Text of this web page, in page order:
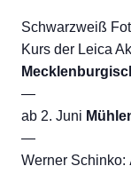
Schwarzweiß
Kurs der Leica
—
ab 2. Juni
—
Werner Schinko: